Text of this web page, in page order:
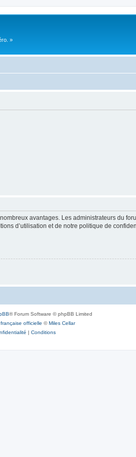
»
avantages. Les administrateurs du
d’utilisation et de notre politique de
® Forum Software © phpBB Limited
officielle ©Miles Cellar
| Conditions